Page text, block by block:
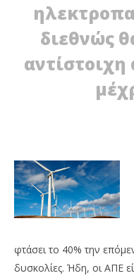
IEA: Βλέπει
διεθνώς
φτάσει το 40% την
δυσκολίες. Ήδη, οι ΑΠΕ